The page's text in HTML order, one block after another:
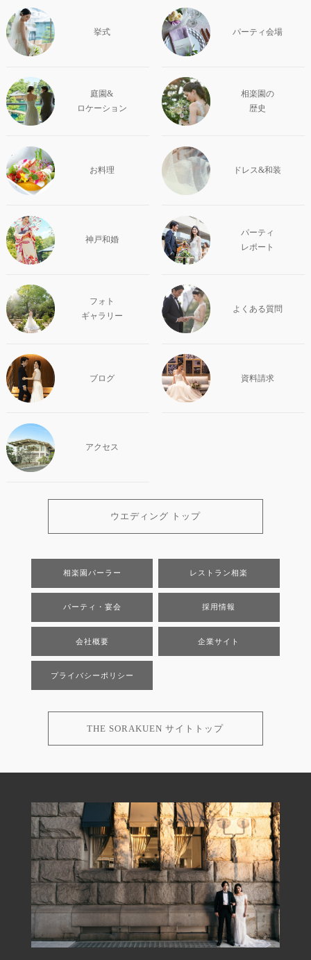
挙式 パーティ会場
庭園&
ロケーション
相楽園の
歴史
お料理 ドレス&和装
神戸和婚
パーティ
レポート
フォト
ギャラリー
よくある質問
ブログ 資料請求
アクセス
ウエディング トップ
相楽園パーラー レストラン相楽
パーティ・宴会 採用情報
会社概要 企業サイト
プライバシーポリシー
THE SORAKUEN サイトトップ